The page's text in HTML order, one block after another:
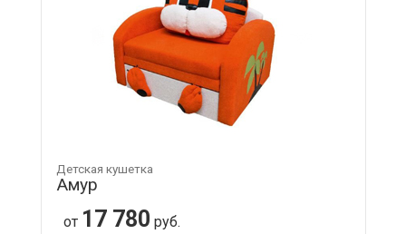
Детская кушетка
Амур
от 17 780 руб.